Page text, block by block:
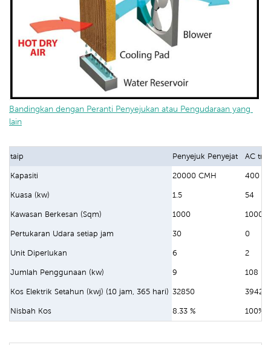
Bandingkan dengan Peranti Penyejukan atau Pengudaraan yang
lain
taip Penyejuk Penyejat AC
Kapasiti 20000 CMH 400
Kuasa (kw) 1.5 54
Kawasan Berkesan (Sqm) 1000 1000
Pertukaran Udara setiap jam 30 0
Unit Diperlukan 6 2
Jumlah Penggunaan (kw) 9 108
Kos Elektrik Setahun (kwj) (10 jam, 365 hari) 32850
Nisbah Kos 8.33 % 100%